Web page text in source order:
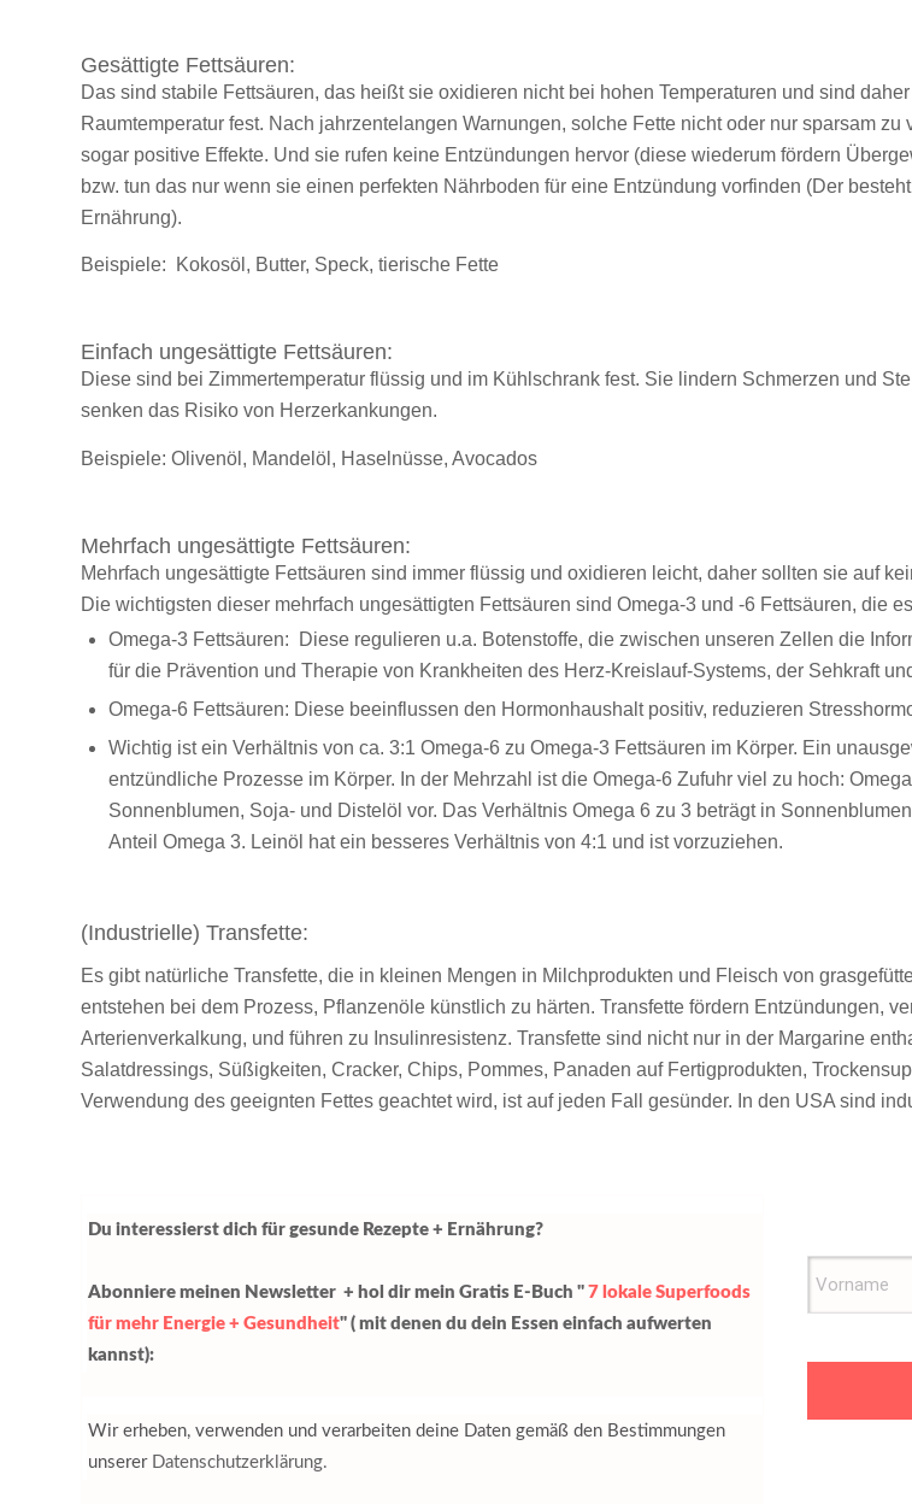
Gesättigte Fettsäuren:
Das sind stabile Fettsäuren, das heißt sie oxidieren nicht bei hohen Temperaturen und sind
Raumtemperatur fest. Nach jahrzentelangen Warnungen, solche Fette nicht oder nur sparsam
sogar positive Effekte. Und sie rufen keine Entzündungen hervor (diese wiederum fördern
bzw. tun das nur wenn sie einen perfekten Nährboden für eine Entzündung vorfinden (Der
Ernährung).
Beispiele: Kokosöl, Butter, Speck, tierische Fette
Einfach ungesättigte Fettsäuren:
Diese sind bei Zimmertemperatur flüssig und im Kühlschrank fest. Sie lindern Schmerzen und
senken das Risiko von Herzerkankungen.
Beispiele: Olivenöl, Mandelöl, Haselnüsse, Avocados
Mehrfach ungesättigte Fettsäuren:
Mehrfach ungesättigte Fettsäuren sind immer flüssig und oxidieren leicht, daher sollten sie auf
Die wichtigsten dieser mehrfach ungesättigten Fettsäuren sind Omega-3 und -6 Fettsäuren, die
Omega-3 Fettsäuren: Diese regulieren u.a. Botenstoffe, die zwischen unseren Zellen die
für die Prävention und Therapie von Krankheiten des Herz-Kreislauf-Systems, der Sehkraft
Omega-6 Fettsäuren: Diese beeinflussen den Hormonhaushalt positiv, reduzieren
Wichtig ist ein Verhältnis von ca. 3:1 Omega-6 zu Omega-3 Fettsäuren im Körper. Ein
entzündliche Prozesse im Körper. In der Mehrzahl ist die Omega-6 Zufuhr viel zu hoch:
Sonnenblumen, Soja- und Distelöl vor. Das Verhältnis Omega 6 zu 3 beträgt in
Anteil Omega 3. Leinöl hat ein besseres Verhältnis von 4:1 und ist vorzuziehen.
(Industrielle) Transfette:
Es gibt natürliche Transfette, die in kleinen Mengen in Milchprodukten und Fleisch von
entstehen bei dem Prozess, Pflanzenöle künstlich zu härten. Transfette fördern Entzündungen,
Arterienverkalkung, und führen zu Insulinresistenz. Transfette sind nicht nur in der Margarine
Salatdressings, Süßigkeiten, Cracker, Chips, Pommes, Panaden auf Fertigprodukten,
Verwendung des geeignten Fettes geachtet wird, ist auf jeden Fall gesünder. In den USA sind
Du interessierst dich für gesunde Rezepte + Ernährung?
Abonniere meinen Newsletter + hol dir mein Gratis E-Buch " 7 lokale Superfoods
für mehr Energie + Gesundheit" ( mit denen du dein Essen einfach aufwerten
kannst):
Wir erheben, verwenden und verarbeiten deine Daten gemäß den Bestimmungen
unserer Datenschutzerklärung.